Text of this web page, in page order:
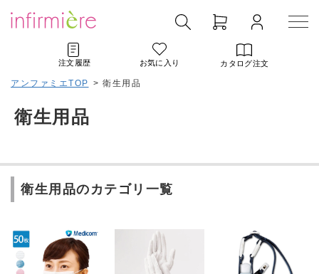
注文履歴 お気に入り カタログ注文
アンファミエTOP > 衛生用品
衛生用品
衛生用品のカテゴリ一覧